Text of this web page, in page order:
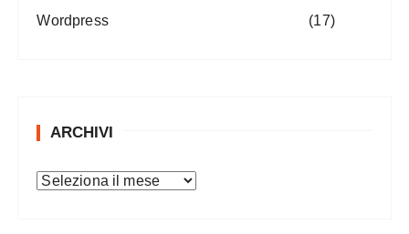
Wordpress (17)
ARCHIVI
A